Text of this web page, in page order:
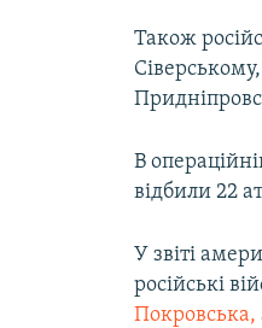
Також
В
відбили 22
У звіті
російські
Покровська,